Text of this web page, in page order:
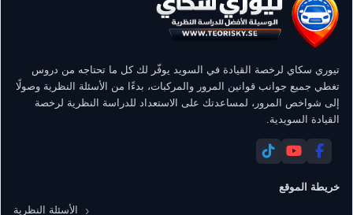
تيوري سكاي لرخصة القيادة في السويد يوفّر لك كل ما تحتاجه من دروس
تغطي جميع جوانب قوانين المرور والمركبات، بدءًا من الأسئلة النظرية وصولًا
إلى شواخص المرور، لمساعدتك على الاستعداد للدراسة النظرية لرخصة
القيادة السويدية.
خريطة الموقع
الأسئلة النظرية